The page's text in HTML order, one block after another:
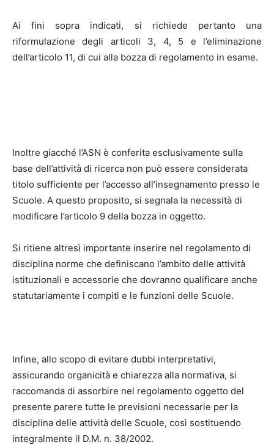
Ai fini sopra indicati, si richiede pertanto una
riformulazione degli articoli 3, 4, 5 e l’eliminazione
dell’articolo 11, di cui alla bozza di regolamento in esame.
Inoltre giacché l’ASN è conferita esclusivamente sulla
base dell’attività di ricerca non può essere considerata
titolo sufficiente per l’accesso all’insegnamento presso le
Scuole. A questo proposito, si segnala la necessità di
modificare l’articolo 9 della bozza in oggetto.
Si ritiene altresì importante inserire nel regolamento di
disciplina norme che definiscano l’ambito delle attività
istituzionali e accessorie che dovranno qualificare anche
statutariamente i compiti e le funzioni delle Scuole.
Infine, allo scopo di evitare dubbi interpretativi,
assicurando organicità e chiarezza alla normativa, si
raccomanda di assorbire nel regolamento oggetto del
presente parere tutte le previsioni necessarie per la
disciplina delle attività delle Scuole, così sostituendo
integralmente il D.M. n. 38/2002.